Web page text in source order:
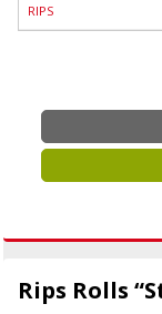
RIPS
Rips Rolls